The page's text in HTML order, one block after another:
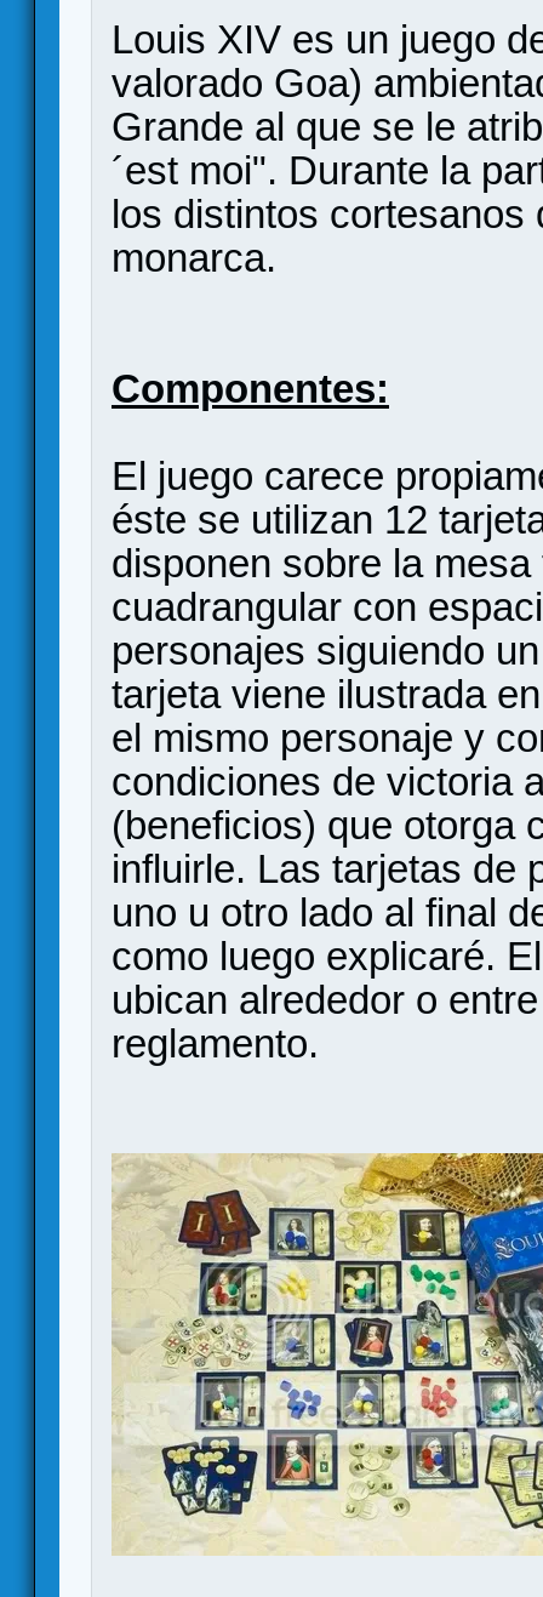
Louis XIV es un juego
valorado Goa)
Grande al que se le
´est moi". Durante la
los distintos cortesanos
monarca.
Componentes:
El juego carece
éste se utilizan 12
disponen sobre la
cuadrangular con
personajes siguiendo
tarjeta viene ilustrada
el mismo personaje y
condiciones de victoria
(beneficios) que otorga
influirle. Las tarjetas de
uno u otro lado al final
como luego explicaré.
ubican alrededor o
reglamento.